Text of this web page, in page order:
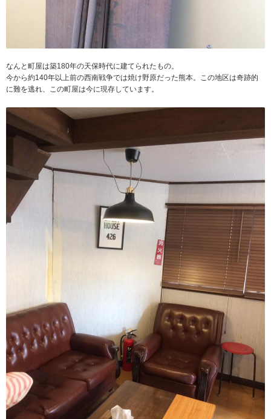
なんと町屋は築180年の天保時代に建てられたもの。
今から約140年以上前の西南戦争では焼け野原だった熊本。この地区は奇跡的
に難を逃れ、この町屋は今に現存しています。